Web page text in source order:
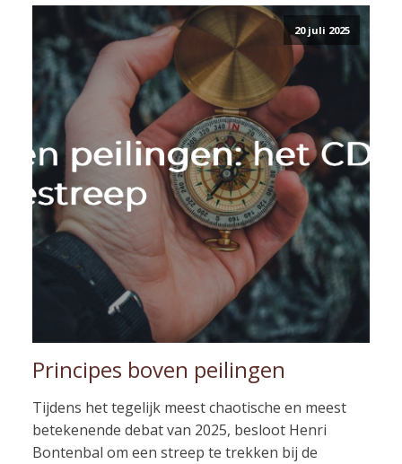
20 juli 2025
Principes boven peilingen
Tijdens het tegelijk meest chaotische en meest
betekenende debat van 2025, besloot Henri
Bontenbal om een streep te trekken bij de